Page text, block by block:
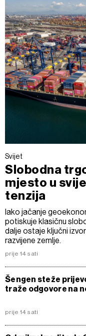
Svijet
Slobodna
mjesto u
tenzija
Iako jačanje
potiskuje klasičnu
dalje ostaje ključni
razvijene zemlje.
prije 14 sati
Šengen steže
traže odgovore na
prije 14 sati